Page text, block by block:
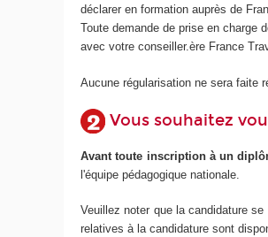
déclarer en formation auprès de
Toute demande de prise en charge
avec votre conseiller.ère France
Aucune régularisation ne sera faite
Vous souhaitez
Avant toute inscription à un
l'équipe pédagogique nationale.
Veuillez noter que la candidature
relatives à la candidature sont